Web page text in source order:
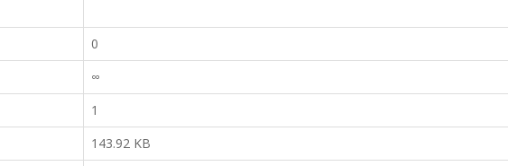
0
∞
1
143.92 KB